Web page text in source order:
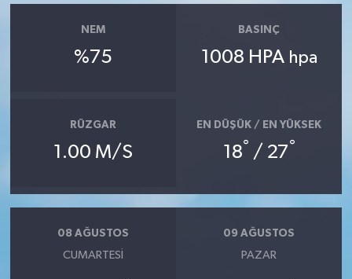
NEM
%75
BASINÇ
1008 HPA hpa
RÜZGAR
1.00 M/S
EN DÜŞÜK / EN YÜKSEK
18° / 27°
08 AĞUSTOS
CUMARTESI
09 AĞUSTOS
PAZAR